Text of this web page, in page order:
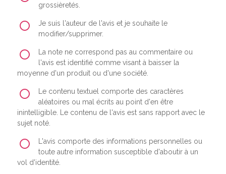
grossièretés.
Je suis l'auteur de l'avis et je souhaite le
modifier/supprimer.
La note ne correspond pas au commentaire ou
l'avis est identifié comme visant à baisser la
moyenne d'un produit ou d'une société.
Le contenu textuel comporte des caractères
aléatoires ou mal écrits au point d'en être
inintelligible. Le contenu de l'avis est sans rapport avec le
sujet noté.
L'avis comporte des informations personnelles ou
toute autre information susceptible d'aboutir à un
vol d'identité.